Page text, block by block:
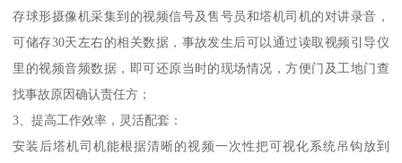
存球形摄像机采集到的视频信号及售号员和塔机司机的对讲录音，
可储存30天左右的相关数据，事故发生后可以通过读取视频引导仪
里的视频音频数据，即可还原当时的现场情况，方便门及工地门查
找事故原因确认责任方；
3、提高工作效率，灵活配套：
安装后塔机司机能根据清晰的视频一次性把可视化系统吊钩放到